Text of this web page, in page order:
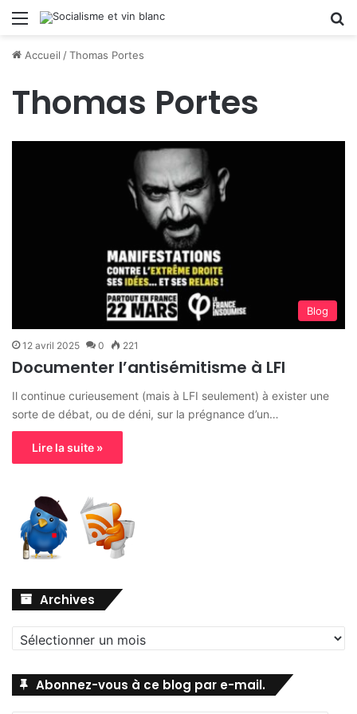
Menu
Accueil /Thomas Portes
Thomas Portes
Blog
12 avril 2025 0 221
Documenter l’antisémitisme à LFI
Il continue curieusement (mais à LFI seulement) à exister une
sorte de débat, ou de déni, sur la prégnance d’un…
Lire la suite »
Archives Archives
Abonnez-vous à ce blog par e-mail.